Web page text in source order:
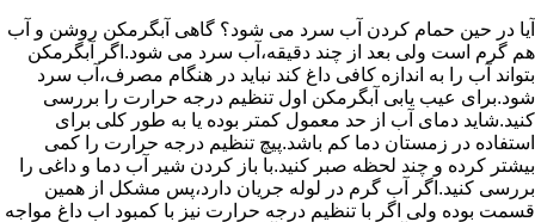
آیا در حین حمام کردن آب سرد می شود؟ گاهی آبگرمکن روشن و آب
هم گرم است ولی بعد از چند دقیقه،آب سرد می شود.اگر آبگرمکن
بتواند آب را به اندازه کافی داغ کند نباید در هنگام مصرف،آب سرد
شود.برای عیب یابی آبگرمکن اول تنظیم درجه حرارت را بررسی
کنید.شاید دمای آب از حد معمول کمتر بوده یا به طور کلی برای
استفاده در زمستان دما کم باشد.پیچ تنظیم درجه حرارت را کمی
بیشتر کرده و چند لحظه صبر کنید.با باز کردن شیر آب دما و داغی را
بررسی کنید.اگر آب گرم در لوله جریان دارد،پس مشکل از همین
قسمت بوده ولی اگر با تنظیم درجه حرارت نیز با کمبود اب داغ مواجه